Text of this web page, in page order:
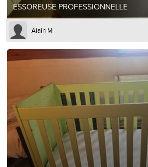
ESSOREUSE PROFESSIONNELLE
Alain M